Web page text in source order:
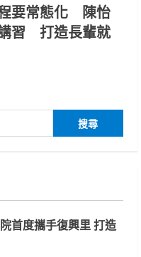
要常態化 陳怡
習 打造長輩就
首度攜手復興里 打造